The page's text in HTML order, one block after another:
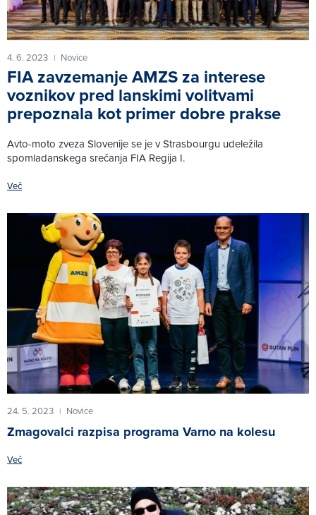
4. 6. 2023 | Novice
FIA zavzemanje AMZS za interese
voznikov pred lanskimi volitvami
prepoznala kot primer dobre prakse
Avto-moto zveza Slovenije se je v Strasbourgu udeležila
spomladanskega srečanja FIA Regija I.
Več
24. 5. 2023 | Novice
Zmagovalci razpisa programa Varno na kolesu
Več